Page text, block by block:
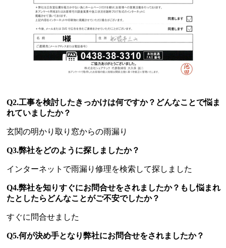
Q2.工事を検討したきっかけは何ですか？どんなことで悩ま
れていましたか？
玄関の明かり取り窓からの雨漏り
Q3.弊社をどのように探しましたか？
インターネットで雨漏り修理を検索して探しました
Q4.弊社を知りすぐにお問合せをされましたか？もし悩まれ
たとしたらどんなことがご不安でしたか？
すぐに問合せました
Q5.何が決め手となり弊社にお問合せをされましたか？